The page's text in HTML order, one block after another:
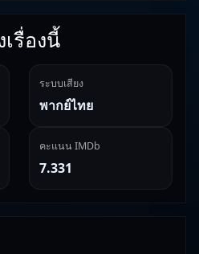
รื่องนี้
ระบบเสียง
พากย์ไทย
คะแนน IMDb
7.331